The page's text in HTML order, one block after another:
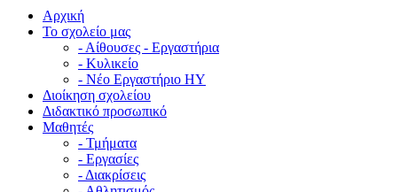
Αρχική
Το σχολείο μας
- Αίθουσες - Εργαστήρια
- Κυλικείο
- Νέο Εργαστήριο ΗΥ
Διοίκηση σχολείου
Διδακτικό προσωπικό
Μαθητές
- Τμήματα
- Εργασίες
- Διακρίσεις